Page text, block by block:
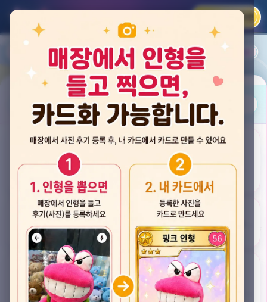
카카오 로그인
평점순 내 주변 즐겨찾기
뽑스 천안 불당점
★★★★☆ 4.2 후기 33
게임플렉스 불당동점
★★★☆☆ 2.5 후기 4
뽑기랜드